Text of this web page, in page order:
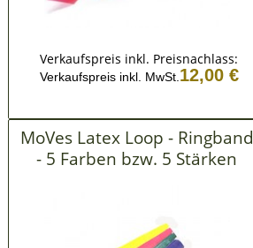
Verkaufspreis inkl. Preisnachlass:
Verkaufspreis inkl. MwSt. 12,00 €
MoVes Latex Loop - Ringband
- 5 Farben bzw. 5 Stärken